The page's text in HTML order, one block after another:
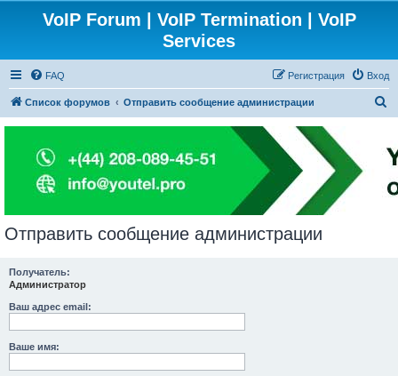
VoIP Forum | VoIP Termination | VoIP
Services
FAQ Вход
Регистрация
Список форумов Отправить сообщение администрации
с
к
Отправить сообщение администрации
Получатель:
Администратор
Ваш адрес email:
Ваше имя: